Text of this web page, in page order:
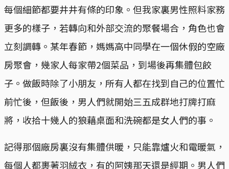
每個細節都要井井有條的印象。但我家裏男性照料家務
更多的樣子，若轉向和外部交流的聚餐場合，角色也會
立刻調轉。某年春節，媽媽高中同學在一個休假的空廠
房聚會，幾家人每家帶2個菜品，到場後再集體包餃
子。做飯時除了小朋友，所有人都在找到自己的位置忙
前忙後，但飯後，男人們就開始三五成群地打牌打麻
將，收拾十幾人的狼藉桌面和洗碗都是女人們的事。
記得那個廠房裏沒有集體供暖，只能靠爐火和電暖氣，
每個人都裹著羽絨衣，有的阿姨那天還是經期。男人們